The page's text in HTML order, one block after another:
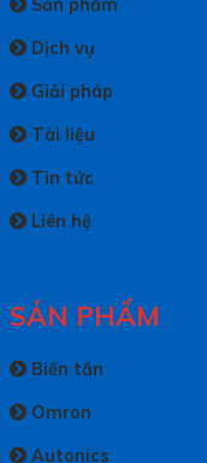
Sản phẩm
Dịch vụ
Giải pháp
Tài liệu
Tin tức
Liên hệ
SẢN PHẨM
Biến tần
Omron
Autonics